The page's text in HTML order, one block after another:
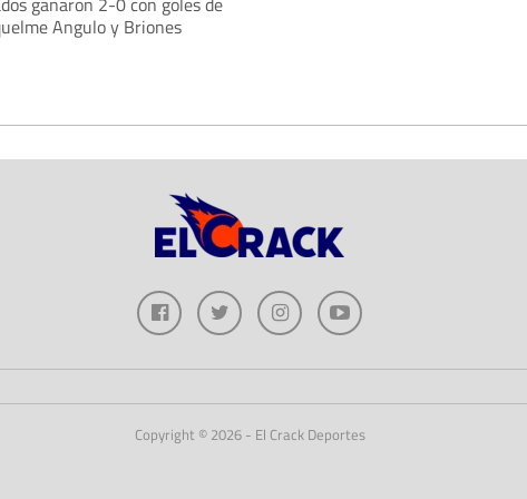
Angulo y Briones
Copyright © 2026 - El Crack Deportes